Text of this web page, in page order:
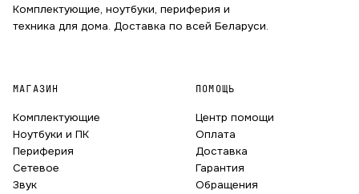
Комплектующие, ноутбуки, периферия и
техника для дома. Доставка по всей Беларуси.
МАГАЗИН
Комплектующие
Ноутбуки и ПК
Периферия
Сетевое
Звук
ПОМОЩЬ
Центр помощи
Оплата
Доставка
Гарантия
Обращения